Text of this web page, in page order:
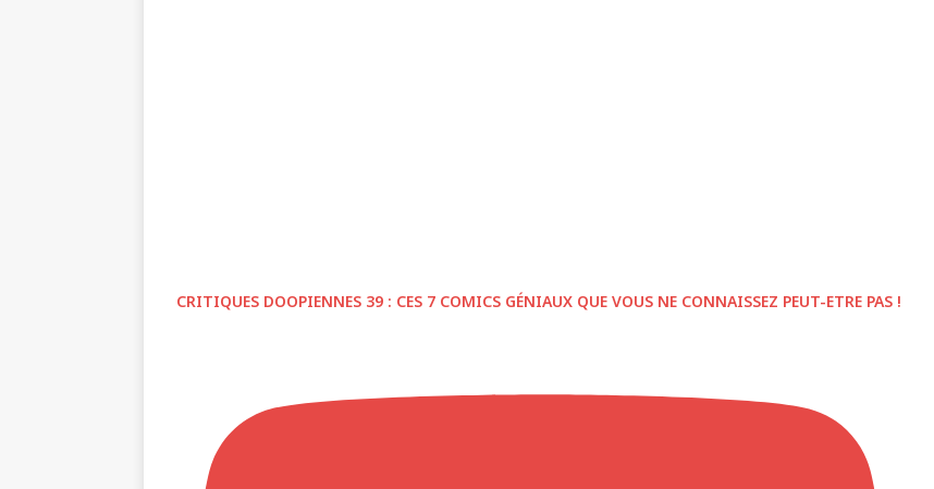
CRITIQUES DOOPIENNES 39 : CES 7 COMICS GÉNIAUX QUE VOUS NE CONNAISSEZ PEUT-ETRE PAS !